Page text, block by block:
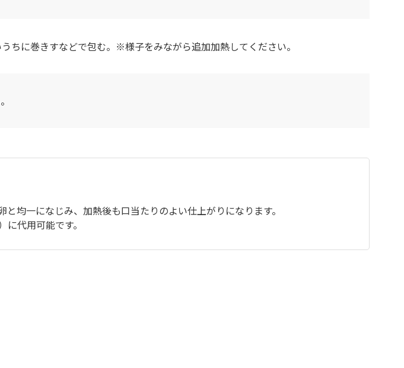
ちに巻きすなどで包む。※様子をみながら追加加熱してください。
均一になじみ、加熱後も口当たりのよい仕上がりになります。
代用可能です。